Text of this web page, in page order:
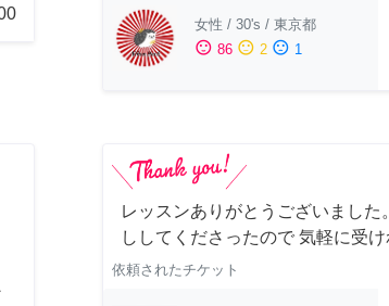
女性 / 30's / 東京都
sentiment_satisfied 86 sentiment_neutral 2 sentiment_dissatisfied 1
レッスンありがとうございまし
ししてくださったので 気軽に受け
依頼されたチケット